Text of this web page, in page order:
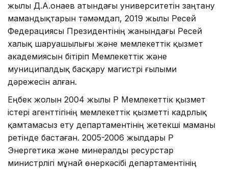
жылы Д.А.Қонаев атындағы университетін заңтану
мамандықтарын тәмәмдап, 2019 жылы Ресей
Федерациясы Президентінің жанындағы Ресей
халық шаруашылығы және мемлекеттік қызмет
академиясын бітіріп Мемлекеттік және
муниципалдық басқару магистрі ғылыми
дәрежесін алған.
Еңбек жолын 2004 жылы ҚР Мемлекеттік қызмет
істері агенттігінің мемлекеттік қызметті кадрлық
қамтамасыз ету департаментінің жетекші маманы
ретінде бастаған. 2005-2006 жылдары ҚР
Энергетика және минералды ресурстар
министрлігі мұнай өнеркәсібі департаментінің